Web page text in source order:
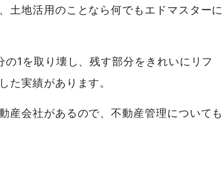
土地活用のことなら何でもエドマスターに
1を取り壊し、残す部分をきれいにリフ
た実績があります。
産会社があるので、不動産管理についても